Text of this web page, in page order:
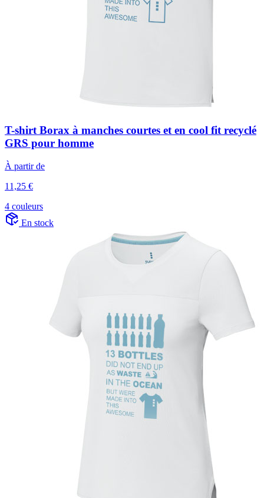
T-shirt Borax à manches courtes et en cool fit recyclé
GRS pour homme
À partir de
11,25 €
4 couleurs
En stock